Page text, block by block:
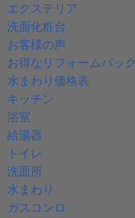
エクステリア
洗面化粧台
お客様の声
お得なリフォームパック
水まわり価格表
キッチン
浴室
給湯器
トイレ
洗面所
水まわり
ガスコンロ